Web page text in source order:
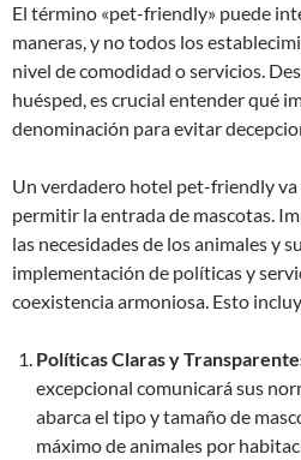
El término «pet-friendly» puede
maneras, y no todos los
nivel de comodidad o servicios.
huésped, es crucial entender qué
denominación para evitar
Un verdadero hotel pet-friendly va
permitir la entrada de mascotas.
las necesidades de los animales y
implementación de políticas y
coexistencia armoniosa. Esto
Políticas Claras y
excepcional comunicará sus
abarca el tipo y tamaño de
máximo de animales por